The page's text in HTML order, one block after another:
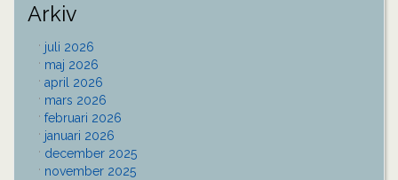
Arkiv
juli 2026
maj 2026
april 2026
mars 2026
februari 2026
januari 2026
december 2025
november 2025